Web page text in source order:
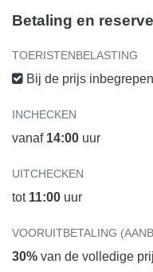
Betaling en
TOERISTENBELASTING
Bij de prijs inbegrepen
INCHECKEN
vanaf 14:00 uur
UITCHECKEN
tot 11:00 uur
VOORUITBETALING
30% van de volledige